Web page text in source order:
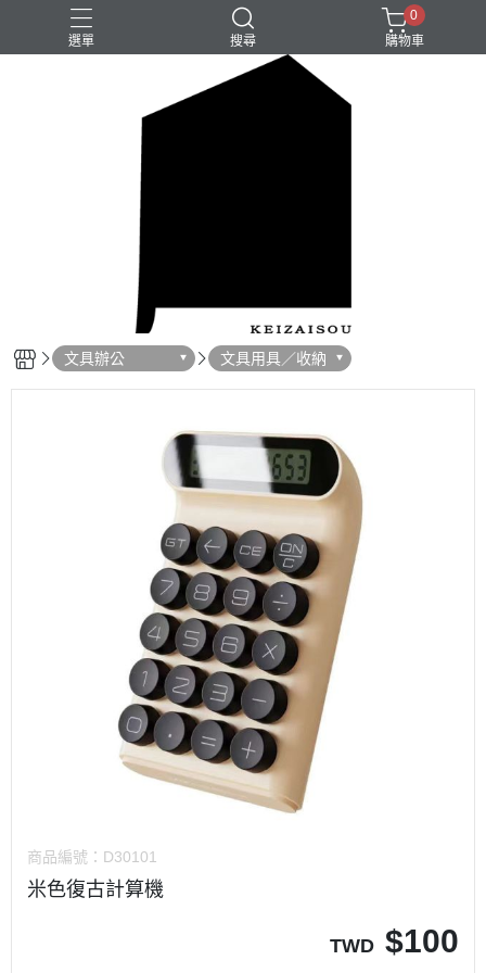
選單 搜尋
0
購物車
文具辦公 文具用具／收納
商品編號： D30101
米色復古計算機
TWD $100